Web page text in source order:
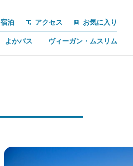
宿泊 アクセス お気に入り
よかバス ヴィーガン・ムスリム